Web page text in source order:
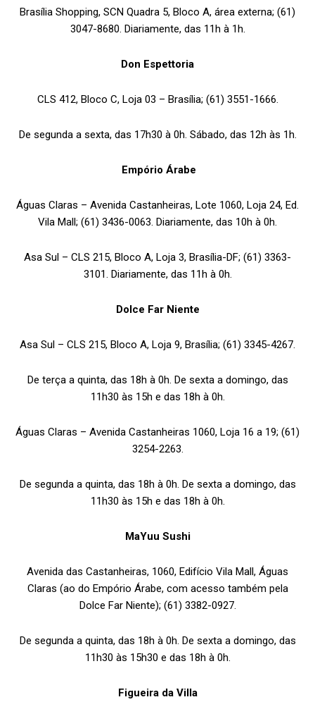
Brasília Shopping, SCN Quadra 5, Bloco A, área externa; (61)
3047-8680. Diariamente, das 11h à 1h.
Don Espettoria
CLS 412, Bloco C, Loja 03 – Brasília; (61) 3551-1666.
De segunda a sexta, das 17h30 à 0h. Sábado, das 12h às 1h.
Empório Árabe
Águas Claras – Avenida Castanheiras, Lote 1060, Loja 24, Ed.
Vila Mall; (61) 3436-0063. Diariamente, das 10h à 0h.
Asa Sul – CLS 215, Bloco A, Loja 3, Brasília-DF; (61) 3363-
3101. Diariamente, das 11h à 0h.
Dolce Far Niente
Asa Sul – CLS 215, Bloco A, Loja 9, Brasília; (61) 3345-4267.
De terça a quinta, das 18h à 0h. De sexta a domingo, das
11h30 às 15h e das 18h à 0h.
Águas Claras – Avenida Castanheiras 1060, Loja 16 a 19; (61)
3254-2263.
De segunda a quinta, das 18h à 0h. De sexta a domingo, das
11h30 às 15h e das 18h à 0h.
MaYuu Sushi
Avenida das Castanheiras, 1060, Edifício Vila Mall, Águas
Claras (ao do Empório Árabe, com acesso também pela
Dolce Far Niente); (61) 3382-0927.
De segunda a quinta, das 18h à 0h. De sexta a domingo, das
11h30 às 15h30 e das 18h à 0h.
Figueira da Villa